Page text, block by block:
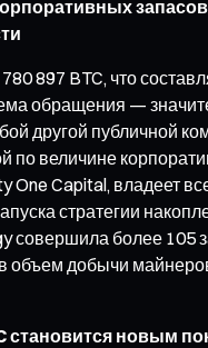
897 BTC, что
обращения —
другой публичной
по величине
One Capital, владеет
стратегии
совершила более 105
объем добычи
становится новым